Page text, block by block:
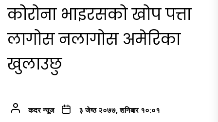
कोरोना भाइरसको खोप पत्ता
लागोस नलागोस अमेरिका
खुलाउछु
कदर न्यूज ३ जेष्ठ २०७७, शनिबार १०:०१